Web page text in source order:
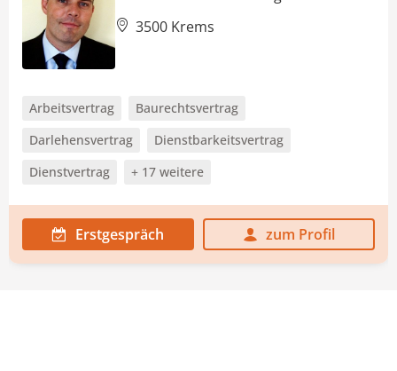
3500 Krems
Arbeitsvertrag
Baurechtsvertrag
Darlehensvertrag
Dienstbarkeitsvertrag
Dienstvertrag
+ 17 weitere
Erstgespräch zum Profil